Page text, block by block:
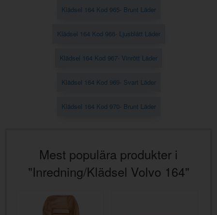
Klädsel 164 Kod 965- Brunt Läder
Klädsel 164 Kod 966- Ljusblått Läder
Klädsel 164 Kod 967- Vinrött Läder
Klädsel 164 Kod 969- Svart Läder
Klädsel 164 Kod 970- Brunt Läder
Mest populära produkter i
"Inredning/Klädsel Volvo 164"